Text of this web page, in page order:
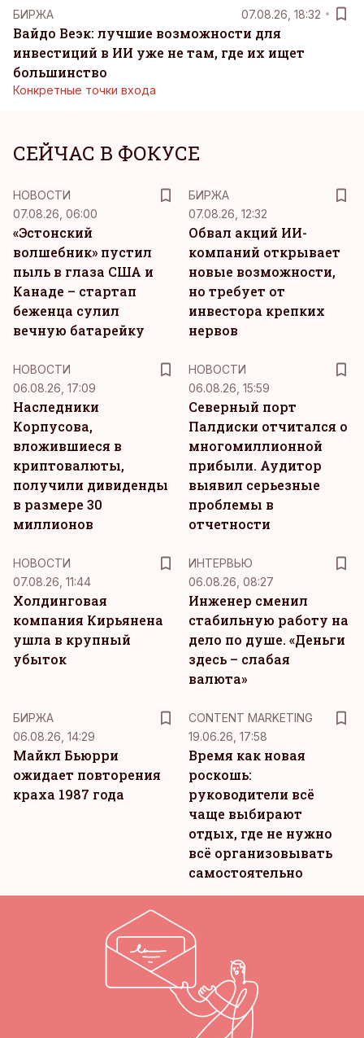
БИРЖА 07.08.26, 18:32
Вайдо Веэк: лучшие возможности для
инвестиций в ИИ уже не там, где их ищет
большинство
Конкретные точки входа
СЕЙЧАС В ФОКУСЕ
НОВОСТИ
07.08.26, 06:00
«Эстонский
волшебник» пустил
пыль в глаза США и
Канаде – стартап
беженца сулил
вечную батарейку
БИРЖА
07.08.26, 12:32
Обвал акций ИИ-
компаний открывает
новые возможности,
но требует от
инвестора крепких
нервов
НОВОСТИ
06.08.26, 17:09
Наследники
Корпусова,
вложившиеся в
криптовалюты,
получили дивиденды
в размере 30
миллионов
НОВОСТИ
06.08.26, 15:59
Северный порт
Палдиски отчитался о
многомиллионной
прибыли. Аудитор
выявил серьезные
проблемы в
отчетности
НОВОСТИ
07.08.26, 11:44
Холдинговая
компания Кирьянена
ушла в крупный
убыток
ИНТЕРВЬЮ
06.08.26, 08:27
Инженер сменил
стабильную работу на
дело по душе. «Деньги
здесь – слабая
валюта»
БИРЖА
06.08.26, 14:29
Майкл Бьюрри
ожидает повторения
краха 1987 года
CONTENT MARKETING
19.06.26, 17:58
Время как новая
роскошь:
руководители всё
чаще выбирают
отдых, где не нужно
всё организовывать
самостоятельно